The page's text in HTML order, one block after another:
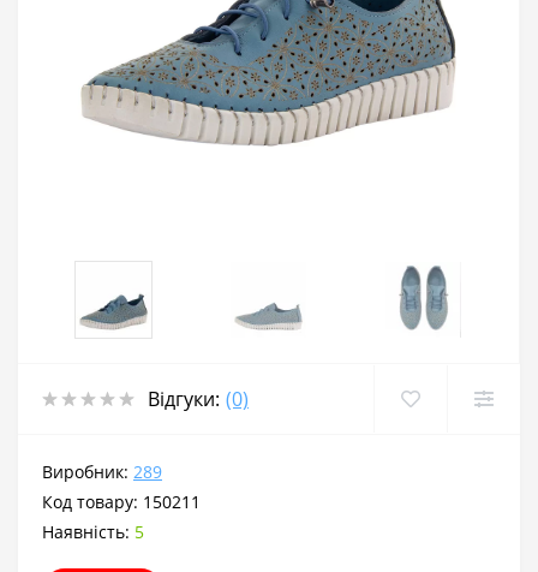
Відгуки: (0)
Виробник: 289
Код товару: 150211
Наявність: 5